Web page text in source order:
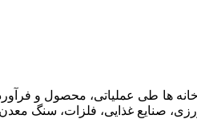
ها طی عملیاتی، محصول و
صنایع غذایی، فلزات، سنگ